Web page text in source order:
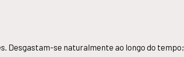
Desgastam-se naturalmente ao longo do tempo;